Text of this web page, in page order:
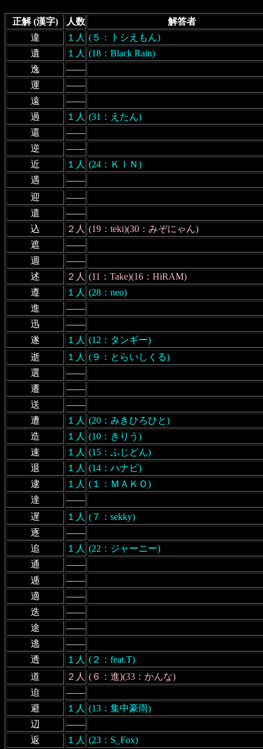
正解 (漢字) 人数
解答者
違
１人 (５：トシえもん)
遺
１人 (18：Black Rain)
逸
――
運
――
遠
――
過
１人 (31：えたん)
還
――
逆
――
近
１人 (24：ＫＩＮ)
遇
――
迎
――
遣
――
込
２人 (19：teki)(30：みぞにゃん)
遮
――
週
――
述
２人 (11：Take)(16：HiRAM)
遵
１人 (28：neo)
進
――
迅
――
遂
１人 (12：タンギー)
逝
１人 (９：とらいしくる)
選
――
遷
――
送
――
遭
１人 (20：みきひろひと)
造
１人 (10：きりう)
速
１人 (15：ふじどん)
退
１人 (14：ハナビ)
逮
１人 (１：ＭＡＫＯ)
達
――
遅
１人 (７：sekky)
逐
――
追
１人 (22：ジャーニー)
通
――
逓
――
適
――
迭
――
途
――
逃
――
透
１人 (２：feat.T)
道
２人 (６：進)(33：かんな)
迫
――
避
１人 (13：集中豪雨)
辺
――
返
１人 (23：S_Fox)